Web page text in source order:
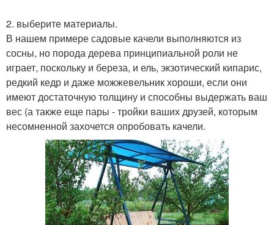
2. выберите материалы.
В нашем примере садовые качели выполняются из
сосны, но порода дерева принципиальной роли не
играет, поскольку и береза, и ель, экзотический кипарис,
редкий кедр и даже можжевельник хороши, если они
имеют достаточную толщину и способны выдержать ваш
вес (а также еще пары - тройки ваших друзей, которым
несомненной захочется опробовать качели.